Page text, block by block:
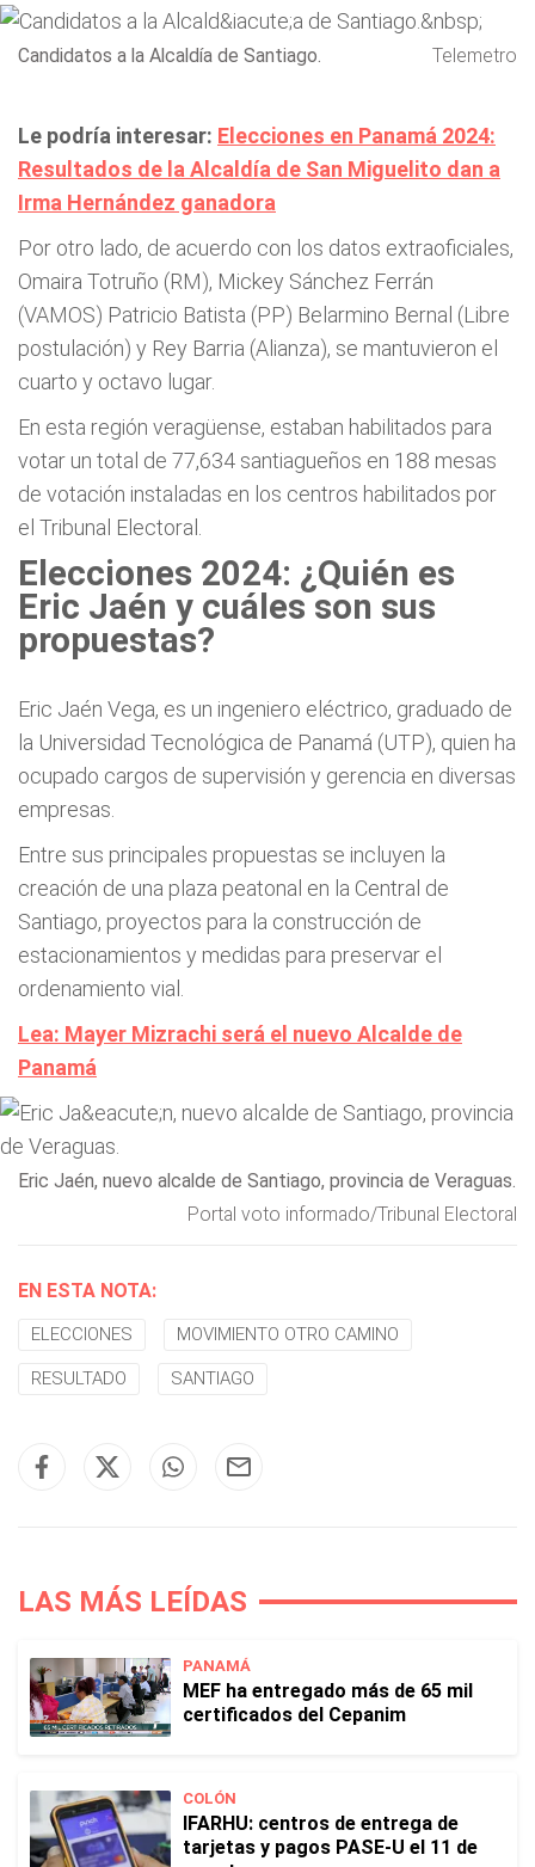
Candidatos a la Alcaldía de Santiago. Telemetro
Le podría interesar: Elecciones en Panamá 2024:
Resultados de la Alcaldía de San Miguelito dan a
Irma Hernández ganadora
Por otro lado, de acuerdo con los datos extraoficiales,
Omaira Totruño (RM), Mickey Sánchez Ferrán
(VAMOS) Patricio Batista (PP) Belarmino Bernal (Libre
postulación) y Rey Barria (Alianza), se mantuvieron el
cuarto y octavo lugar.
En esta región veragüense, estaban habilitados para
votar un total de 77,634 santiagueños en 188 mesas
de votación instaladas en los centros habilitados por
el Tribunal Electoral.
Elecciones 2024: ¿Quién es
Eric Jaén y cuáles son sus
propuestas?
Eric Jaén Vega, es un ingeniero eléctrico, graduado de
la Universidad Tecnológica de Panamá (UTP), quien ha
ocupado cargos de supervisión y gerencia en diversas
empresas.
Entre sus principales propuestas se incluyen la
creación de una plaza peatonal en la Central de
Santiago, proyectos para la construcción de
estacionamientos y medidas para preservar el
ordenamiento vial.
Lea: Mayer Mizrachi será el nuevo Alcalde de
Panamá
Eric Jaén, nuevo alcalde de Santiago, provincia de Veraguas.
Portal voto informado/Tribunal Electoral
EN ESTA NOTA:
ELECCIONES MOVIMIENTO OTRO CAMINO
RESULTADO SANTIAGO
LAS MÁS LEÍDAS
PANAMÁ
MEF ha entregado más de 65 mil
certificados del Cepanim
COLÓN
IFARHU: centros de entrega de
tarjetas y pagos PASE-U el 11 de